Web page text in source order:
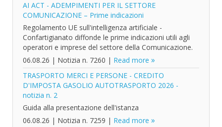
AI ACT - ADEMPIMENTI PER IL SETTORE
COMUNICAZIONE – Prime indicazioni
Regolamento UE sull'intelligenza artificiale -
Confartigianato diffonde le prime indicazioni utili agli
operatori e imprese del settore della Comunicazione.
06.08.26 | Notizia n. 7260 | Read more
TRASPORTO MERCI E PERSONE - CREDITO
D'IMPOSTA GASOLIO AUTOTRASPORTO 2026 -
notizia n. 2
Guida alla presentazione dell'istanza
06.08.26 | Notizia n. 7259 | Read more